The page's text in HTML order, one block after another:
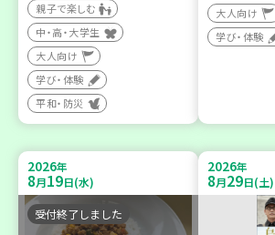
親子で楽しむ
中・高・大学生
大人向け
学び・体験
平和・防災
大人向け
学び・体験
2026年
8月19日(水)
受付終了しました
2026年
8月29日(土)